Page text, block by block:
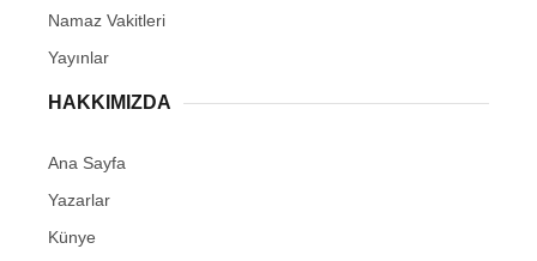
Namaz Vakitleri
Yayınlar
HAKKIMIZDA
Ana Sayfa
Yazarlar
Künye